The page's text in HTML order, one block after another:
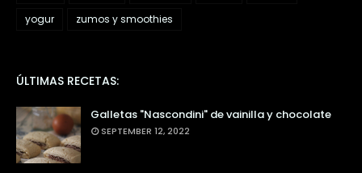
yogur
zumos y smoothies
ÚLTIMAS RECETAS:
Galletas "Nascondini" de vainilla y chocolate
SEPTEMBER 12, 2022